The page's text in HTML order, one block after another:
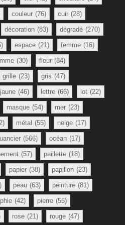
couleur (76) cuir (28)
décoration (83) dégradé (270)
espace (21) femme (16)
(30) fleur (84)
grille (23) gris (47)
jaune (46) lettre (66) lot (22)
masque (54) mer (23)
métal (55) neige (17)
(566) océan (17)
(57) paillette (18)
papier (38) papillon (23)
peau (63) peinture (81)
(42) pierre (55)
rose (21) rouge (47)